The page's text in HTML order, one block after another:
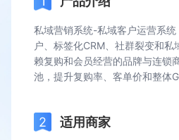
私域营销系统-私域客户运营系
户、标签化CRM、社群裂变和私
赖复购和会员经营的品牌与连锁
池，提升复购率、客单价和整体
适用商家